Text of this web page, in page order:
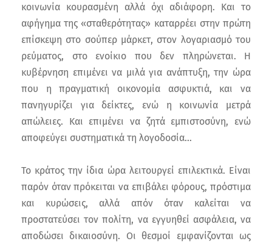
κοινωνία κουρασμένη αλλά όχι αδιάφορη. Και το
αφήγημα της «σταθερότητας» καταρρέει στην πρώτη
επίσκεψη στο σούπερ μάρκετ, στον λογαριασμό του
ρεύματος, στο ενοίκιο που δεν πληρώνεται. Η
κυβέρνηση επιμένει να μιλά για ανάπτυξη, την ώρα
που η πραγματική οικονομία ασφυκτιά, και να
πανηγυρίζει για δείκτες, ενώ η κοινωνία μετρά
απώλειες. Και επιμένει να ζητά εμπιστοσύνη, ενώ
αποφεύγει συστηματικά τη λογοδοσία…
Το κράτος την ίδια ώρα λειτουργεί επιλεκτικά. Είναι
παρόν όταν πρόκειται να επιβάλει φόρους, πρόστιμα
και κυρώσεις, αλλά απόν όταν καλείται να
προστατεύσει τον πολίτη, να εγγυηθεί ασφάλεια, να
αποδώσει δικαιοσύνη. Οι θεσμοί εμφανίζονται ως